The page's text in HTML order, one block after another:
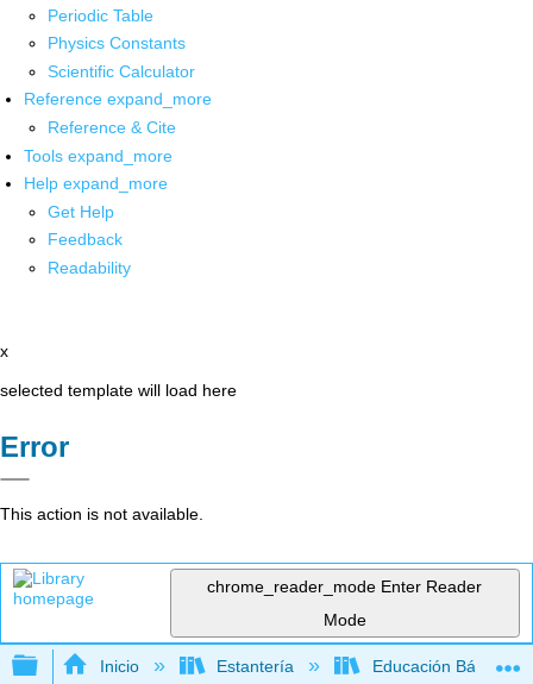
Periodic Table
Physics Constants
Scientific Calculator
Reference expand_more
Reference & Cite
Tools expand_more
Help expand_more
Get Help
Feedback
Readability
x
selected template will load here
Error
This action is not available.
chrome_reader_mode Enter Reader
Mode
Expandir/contraer jerarquía global
Inicio Estantería Educación Básica